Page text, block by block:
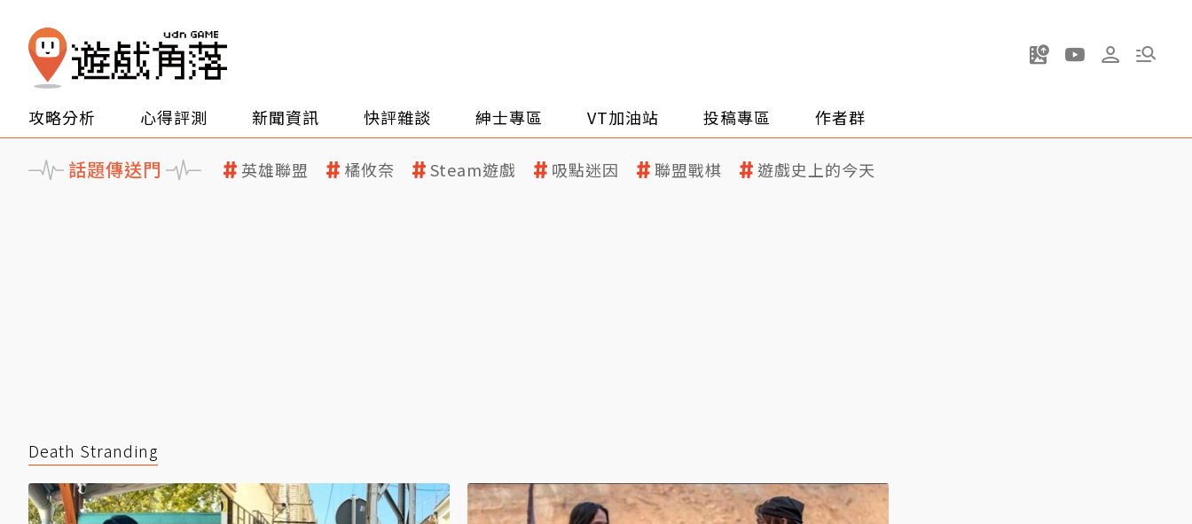
攻略分析 心得評測 新聞資訊 快評雜談 紳士專區 VT加油站 投稿專區 作者群
話題傳送門 英雄聯盟 橘攸奈 Steam遊戲 吸點迷因 聯盟戰棋 遊戲史上的今天
Death Stranding